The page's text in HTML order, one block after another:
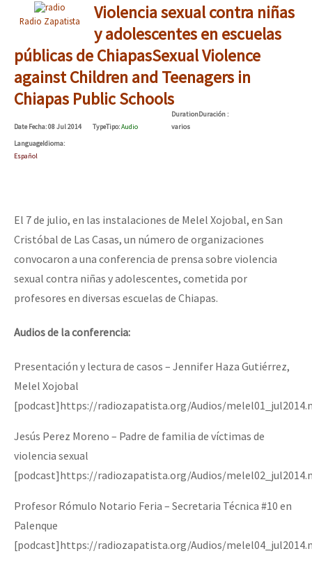
Radio Zapatista
Violencia sexual contra niñas
y adolescentes en escuelas
públicas de ChiapasSexual Violence
against Children and Teenagers in
Chiapas Public Schools
DateFecha: 08 Jul 2014 TypeTipo:Audio
DurationDuración:
varios
LanguageIdioma:
Español
El 7 de julio, en las instalaciones de Melel Xojobal, en San
Cristóbal de Las Casas, un número de organizaciones
convocaron a una conferencia de prensa sobre violencia
sexual contra niñas y adolescentes, cometida por
profesores en diversas escuelas de Chiapas.
Audios de la conferencia:
Presentación y lectura de casos – Jennifer Haza Gutiérrez,
Melel Xojobal
[podcast]https://radiozapatista.org/Audios/
Jesús Perez Moreno – Padre de familia de víctimas de
violencia sexual
[podcast]https://radiozapatista.org/Audios/
Profesor Rómulo Notario Feria – Secretaria Técnica #10 en
Palenque
[podcast]https://radiozapatista.org/Audios/